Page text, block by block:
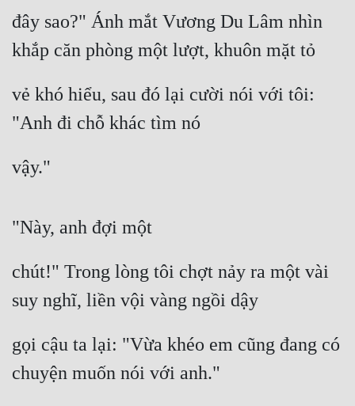
đây sao?" Ánh mắt Vương Du Lâm nhìn
khắp căn phòng một lượt, khuôn mặt tỏ
vẻ khó hiểu, sau đó lại cười nói với tôi:
"Anh đi chỗ khác tìm nó
vậy."
"Này, anh đợi một
chút!" Trong lòng tôi chợt nảy ra một vài
suy nghĩ, liền vội vàng ngồi dậy
gọi cậu ta lại: "Vừa khéo em cũng đang có
chuyện muốn nói với anh."